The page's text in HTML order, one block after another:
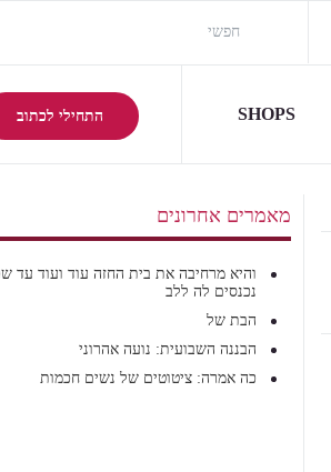
התחילי לכתוב SHOPS
מאמרים אחרונים
והיא מרחיבה את בית החזה עוד ועוד עד
נכנסים לה ללב
הבת של
הבננה השבועית: נועה אהרוני
כה אמרה: ציטוטים של נשים חכמות